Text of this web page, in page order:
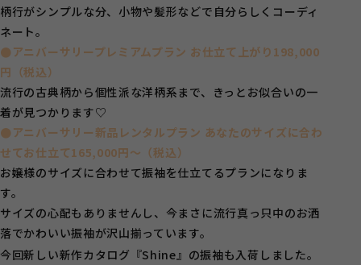
柄行がシンプルな分、小物や髪形などで自分らしくコーディ
ネート。
●アニバーサリープレミアムプラン お仕立て上がり198,000
円（税込）
流行の古典柄から個性派な洋柄系まで、きっとお似合いの一
着が見つかります♡
●アニバーサリー新品レンタルプラン あなたのサイズに合わ
せてお仕立て165,000円～（税込）
お嬢様のサイズに合わせて振袖を仕立てるプランになりま
す。
サイズの心配もありませんし、今まさに流行真っ只中のお洒
落でかわいい振袖が沢山揃っています。
今回新しい新作カタログ『Shine』の振袖も入荷しました。